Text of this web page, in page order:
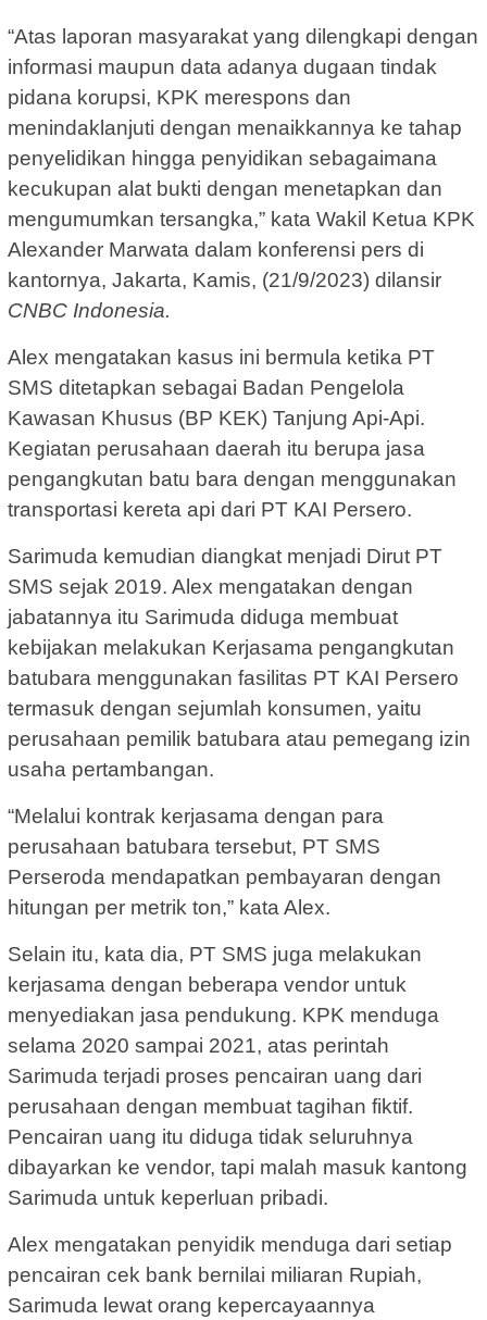
“Atas laporan masyarakat yang dilengkapi dengan
informasi maupun data adanya dugaan tindak
pidana korupsi, KPK merespons dan
menindaklanjuti dengan menaikkannya ke tahap
penyelidikan hingga penyidikan sebagaimana
kecukupan alat bukti dengan menetapkan dan
mengumumkan tersangka,” kata Wakil Ketua KPK
Alexander Marwata dalam konferensi pers di
kantornya, Jakarta, Kamis, (21/9/2023) dilansir
CNBC Indonesia.
Alex mengatakan kasus ini bermula ketika PT
SMS ditetapkan sebagai Badan Pengelola
Kawasan Khusus (BP KEK) Tanjung Api-Api.
Kegiatan perusahaan daerah itu berupa jasa
pengangkutan batu bara dengan menggunakan
transportasi kereta api dari PT KAI Persero.
Sarimuda kemudian diangkat menjadi Dirut PT
SMS sejak 2019. Alex mengatakan dengan
jabatannya itu Sarimuda diduga membuat
kebijakan melakukan Kerjasama pengangkutan
batubara menggunakan fasilitas PT KAI Persero
termasuk dengan sejumlah konsumen, yaitu
perusahaan pemilik batubara atau pemegang izin
usaha pertambangan.
“Melalui kontrak kerjasama dengan para
perusahaan batubara tersebut, PT SMS
Perseroda mendapatkan pembayaran dengan
hitungan per metrik ton,” kata Alex.
Selain itu, kata dia, PT SMS juga melakukan
kerjasama dengan beberapa vendor untuk
menyediakan jasa pendukung. KPK menduga
selama 2020 sampai 2021, atas perintah
Sarimuda terjadi proses pencairan uang dari
perusahaan dengan membuat tagihan fiktif.
Pencairan uang itu diduga tidak seluruhnya
dibayarkan ke vendor, tapi malah masuk kantong
Sarimuda untuk keperluan pribadi.
Alex mengatakan penyidik menduga dari setiap
pencairan cek bank bernilai miliaran Rupiah,
Sarimuda lewat orang kepercayaannya